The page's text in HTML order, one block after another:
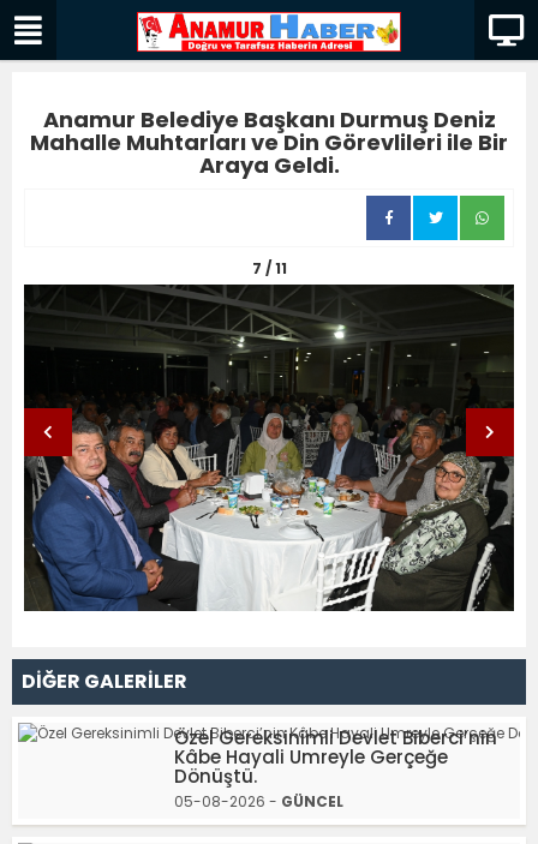
Anamur Belediye Başkanı Durmuş Deniz
Mahalle Muhtarları ve Din Görevlileri ile Bir
Araya Geldi.
7 / 11
DİĞER GALERİLER
Özel Gereksinimli Devlet Biberci’nin
Kâbe Hayali Umreyle Gerçeğe
Dönüştü.
05-08-2026 - GÜNCEL